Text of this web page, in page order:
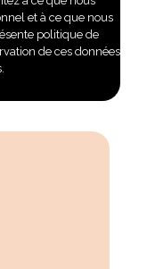
et à ce que nous
politique de
de ces données